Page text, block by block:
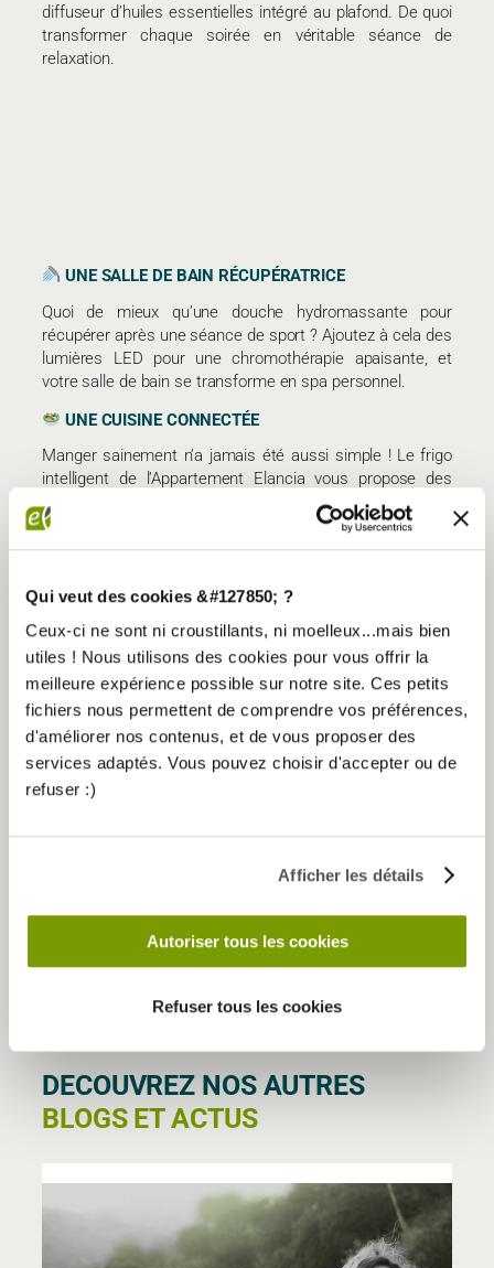
Qui veut des cookies &#127850; ?
Ceux-ci ne sont ni croustillants, ni moelleux...mais bien
utiles ! Nous utilisons des cookies pour vous offrir la
meilleure expérience possible sur notre site. Ces petits
fichiers nous permettent de comprendre vos préférences,
d'améliorer nos contenus, et de vous proposer des
services adaptés. Vous pouvez choisir d'accepter ou de
refuser :)
Afficher les détails
Autoriser tous les cookies
Refuser tous les cookies
diffuseur d’huiles essentielles intégré au plafond. De quoi
transformer chaque soirée en véritable séance de
relaxation.
UNE SALLE DE BAIN RÉCUPÉRATRICE
Quoi de mieux qu’une douche hydromassante pour
récupérer après une séance de sport ? Ajoutez à cela des
lumières LED pour une chromothérapie apaisante, et
votre salle de bain se transforme en spa personnel.
UNE CUISINE CONNECTÉE
Manger sainement n’a jamais été aussi simple ! Le frigo
intelligent de l’Appartement Elancia vous propose des
recettes équilibrées en fonction des ingrédients
disponibles. Un bar à petit-déjeuner healthy vient parfaire
l’espace pour démarrer la journée du bon pied.
UN ABONNEMENT ELANCIA INCLUS
Parce que bien-être rime aussi avec socialisation et
motivation collective, chaque location de l’Appartement
Elancia inclut unaccès illimité aux salles de sport
Elancia. De quoi allier confort à domicile et entraînements
collectifs pour encore plus de motivation !
RÉSERVEZ DÈS MAINTENANT !
L’Appartement Elancia est désormais disponible sur
hésitez encore ? Faites le grand saut et venez
notre poisson d’avril !
Mais avouez que l’idée serait
plutôt sympa, non ?
DECOUVREZ NOS AUTRES
BLOGS ET ACTUS